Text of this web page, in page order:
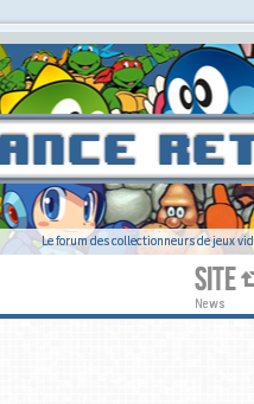
Le forum des collectionneurs de jeux
SITE
News